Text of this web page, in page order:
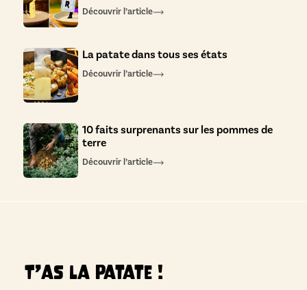
Découvrir l’article
La patate dans tous ses états
Découvrir l’article
10 faits surprenants sur les pommes de
terre
Découvrir l’article
T’as la patate !